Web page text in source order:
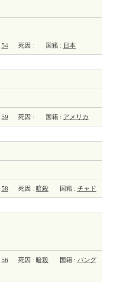
54 死因 : 国籍 : 日本
59 死因 : 国籍 : アメリカ
58 死因 : 暗殺 国籍 : チャド
56 死因 : 暗殺 国籍 : バング